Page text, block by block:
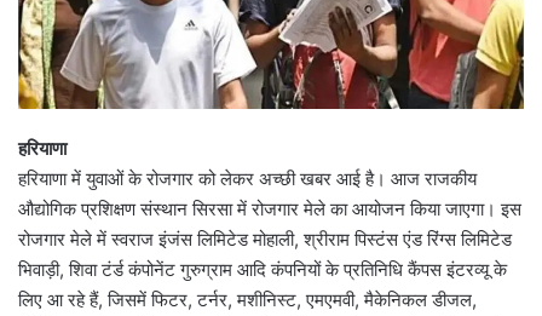
हरियाणा
हरियाणा में युवाओं के रोजगार को लेकर अच्छी खबर आई है। आज राजकीय
औद्योगिक प्रशिक्षण संस्थान सिरसा में रोजगार मेले का आयोजन किया जाएगा। इस
रोजगार मेले में स्वराज इंजंस लिमिटेड मोहाली, श्रीराम पिस्टंस एंड रिंग्स लिमिटेड
भिवाड़ी, शिवा टंर्ड कंपोनेंट गुरुग्राम आदि कंपनियों के प्रतिनिधि कैंपस इंटरव्यू के
लिए आ रहे हैं, जिसमें फिटर, टर्नर, मशीनिस्ट, एमएमवी, मैकेनिकल डीजल,